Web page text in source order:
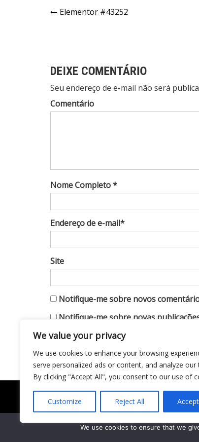
We value your privacy
We use cookies to enhance your browsing
serve personalized ads or content, and analyze our
By clicking "Accept All", you consent to our use of
Customize Reject All
Elementor #43252
DEIXE COMENTÁRIO
Seu endereço de e-mail não será
Comentário
Nome Completo *
Endereço de e-mail*
Site
Notifique-me sobre novos
Notifique-me sobre novas
Todo conteúdo publicado neste portal,
gráficos e outros materiais, é de
Todos os direitos reservados ao site
We use cookies to ensure that we